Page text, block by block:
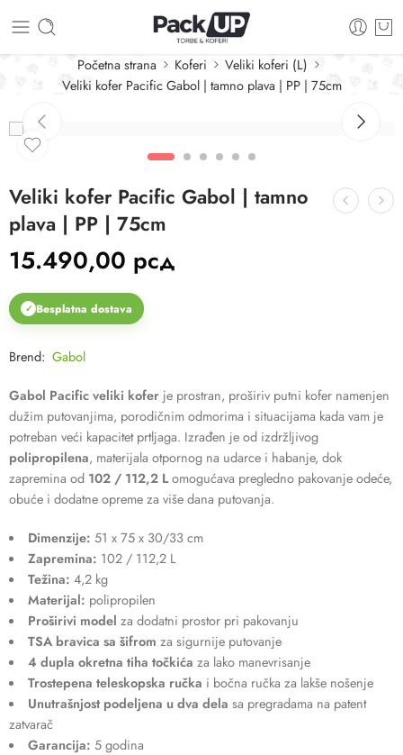
Početna strana Koferi
Veliki koferi (L)
Veliki kofer Pacific Gabol | tamno plava | PP | 75cm
Veliki kofer Pacific Gabol | tamno
plava | PP | 75cm
15.490,00 рсд
✓ Besplatna dostava
Brend: Gabol
Gabol Pacific veliki kofer je prostran, proširiv putni kofer namenjen
dužim putovanjima, porodičnim odmorima i situacijama kada vam je
potreban veći kapacitet prtljaga. Izrađen je od izdržljivog
polipropilena, materijala otpornog na udarce i habanje, dok
zapremina od 102 / 112,2 Lomogućava pregledno pakovanje odeće,
obuće i dodatne opreme za više dana putovanja.
Dimenzije: 51 x 75 x 30/33 cm
Zapremina: 102 / 112,2 L
Težina: 4,2 kg
Materijal: polipropilen
Proširivi model za dodatni prostor pri pakovanju
TSA bravica sa šifrom za sigurnije putovanje
4 dupla okretna tiha točkića za lako manevrisanje
Trostepena teleskopska ručka i bočna ručka za lakše nošenje
Unutrašnjost podeljena u dva dela sa pregradama na patent
zatvarač
Garancija: 5 godina